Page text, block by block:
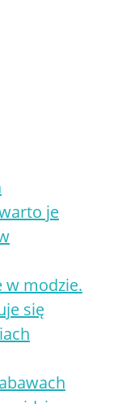
je
w modzie.
się